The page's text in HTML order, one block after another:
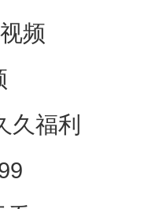
频
久福利